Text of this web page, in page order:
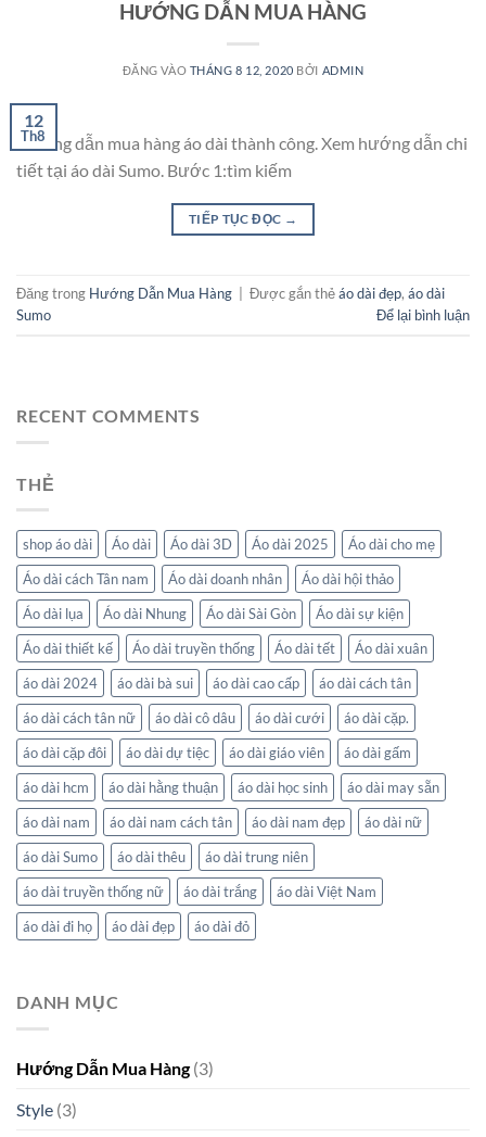
HƯỚNG DẪN MUA HÀNG
ĐĂNG VÀO THÁNG 8 12, 2020 BỞI ADMIN
12
Th8
Hướng dẫn mua hàng áo dài thành công. Xem hướng dẫn chi
tiết tại áo dài Sumo. Bước 1:tìm kiếm
TIẾP TỤC ĐỌC →
Đăng trong Hướng Dẫn Mua Hàng Được gắn thẻáo dài đẹp, áo dài
Sumo
Để lại bình luận
RECENT COMMENTS
THẺ
shop áo dài Áo dài Áo dài 3D Áo dài 2025
Áo dài cho mẹ
Áo dài cách Tân nam
Áo dài doanh nhân
Áo dài hội thảo
Áo dài lụa
Áo dài Nhung Áo dài Sài Gòn
Áo dài sự kiện
Áo dài thiết kế
Áo dài truyền thống Áo dài tết
Áo dài xuân
áo dài 2024
áo dài bà sui áo dài cao cấp
áo dài cách tân
áo dài cách tân nữ
áo dài cô dâu áo dài cưới
áo dài cặp.
áo dài cặp đôi
áo dài dự tiệc áo dài giáo viên
áo dài gấm
áo dài hcm
áo dài hằng thuận áo dài học sinh
áo dài may sẵn
áo dài nam
áo dài nam cách tân áo dài nam đẹp
áo dài nữ
áo dài Sumo
áo dài thêu
áo dài trung niên
áo dài truyền thống nữ
áo dài trắng
áo dài Việt Nam
áo dài đi họ
áo dài đẹp áo dài đỏ
DANH MỤC
Hướng Dẫn Mua Hàng(3)
Style (3)